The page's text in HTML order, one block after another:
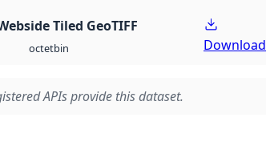
Tiled GeoTIFF
octetbin Download
APIs provide this dataset.